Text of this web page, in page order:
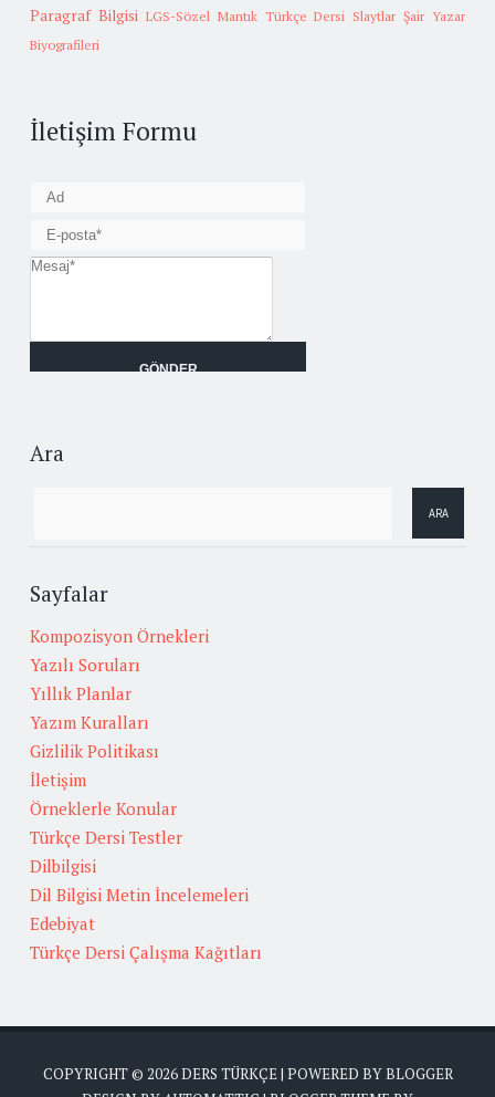
Paragraf Bilgisi LGS-Sözel Mantık Türkçe Dersi Slaytlar Şair Yazar
Biyografileri
İletişim Formu
Ara
Sayfalar
Kompozisyon Örnekleri
Yazılı Soruları
Yıllık Planlar
Yazım Kuralları
Gizlilik Politikası
İletişim
Örneklerle Konular
Türkçe Dersi Testler
Dilbilgisi
Dil Bilgisi Metin İncelemeleri
Edebiyat
Türkçe Dersi Çalışma Kağıtları
COPYRIGHT © 2026DERS TÜRKÇE| POWERED BYBLOGGER